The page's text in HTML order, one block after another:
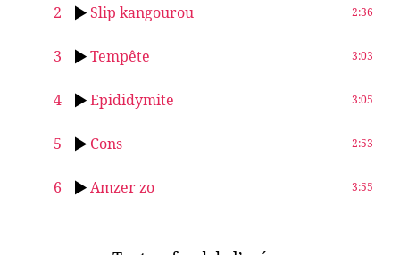
2 Slip kangourou 2:36
3 Tempête 3:03
4 Epididymite 3:05
5 Cons 2:53
6 Amzer zo 3:55